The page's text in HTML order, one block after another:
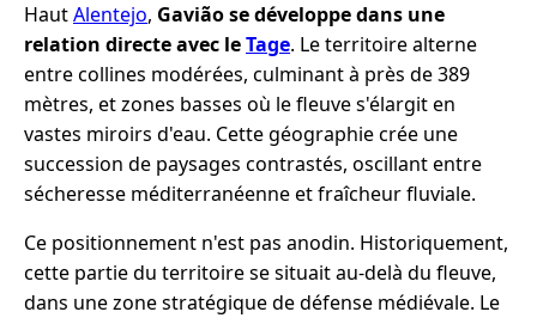
HautAlentejo, Gavião se développe dans une
relation directe avec leTage. Le territoire alterne
entre collines modérées, culminant à près de 389
mètres, et zones basses où le fleuve s'élargit en
vastes miroirs d'eau. Cette géographie crée une
succession de paysages contrastés, oscillant entre
sécheresse méditerranéenne et fraîcheur fluviale.
Ce positionnement n'est pas anodin. Historiquement,
cette partie du territoire se situait au-delà du fleuve,
dans une zone stratégique de défense médiévale. Le